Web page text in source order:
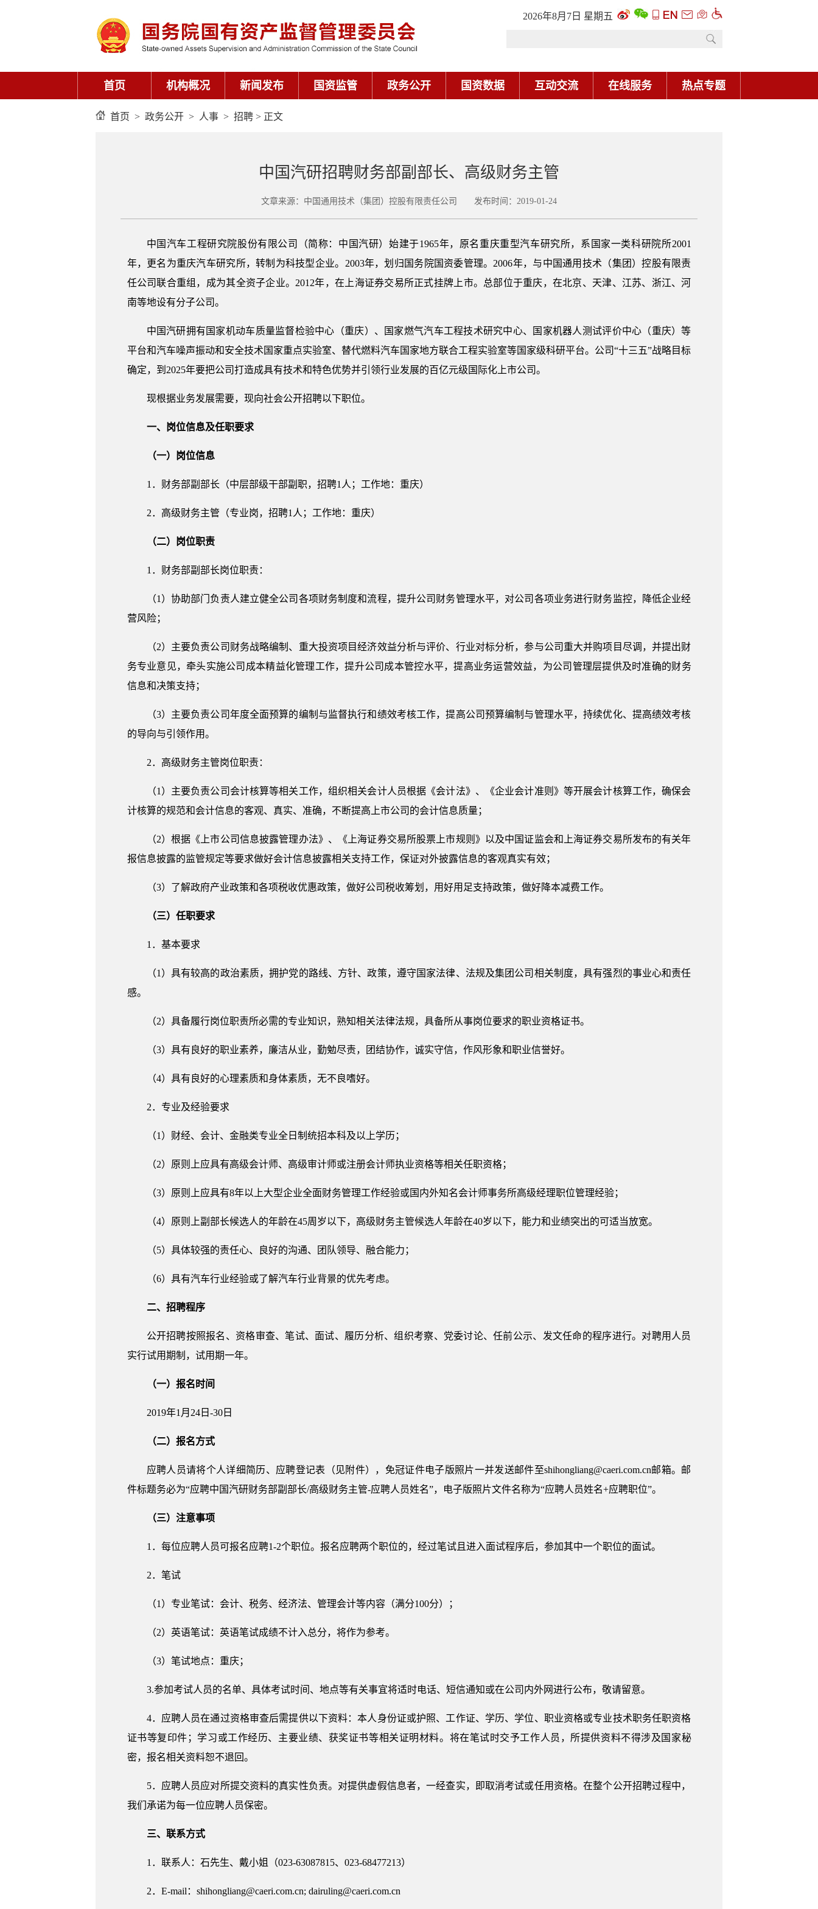
2026年8月7日 星期五
首页 机构概况 新闻发布 国资监管 政务公开 国资数据 互动交流 在线服务 热点专题
首页 > 政务公开 > 人事 > 招聘 > 正文
中国汽研招聘财务部副部长、高级财务主管
文章来源：中国通用技术（集团）控股有限责任公司 发布时间：2019-01-24
中国汽车工程研究院股份有限公司（简称：中国汽研）始建于1965年，原名重庆重型汽车研究所，系国家一类科研院所2001
年，更名为重庆汽车研究所，转制为科技型企业。2003年，划归国务院国资委管理。2006年，与中国通用技术（集团）控股有限责
任公司联合重组，成为其全资子企业。2012年，在上海证券交易所正式挂牌上市。总部位于重庆，在北京、天津、江苏、浙江、河
南等地设有分子公司。
中国汽研拥有国家机动车质量监督检验中心（重庆）、国家燃气汽车工程技术研究中心、国家机器人测试评价中心（重庆）等
平台和汽车噪声振动和安全技术国家重点实验室、替代燃料汽车国家地方联合工程实验室等国家级科研平台。公司“十三五”战略目标
确定，到2025年要把公司打造成具有技术和特色优势并引领行业发展的百亿元级国际化上市公司。
现根据业务发展需要，现向社会公开招聘以下职位。
一、岗位信息及任职要求
（一）岗位信息
1．财务部副部长（中层部级干部副职，招聘1人；工作地：重庆）
2．高级财务主管（专业岗，招聘1人；工作地：重庆）
（二）岗位职责
1．财务部副部长岗位职责：
（1）协助部门负责人建立健全公司各项财务制度和流程，提升公司财务管理水平，对公司各项业务进行财务监控，降低企业经
营风险；
（2）主要负责公司财务战略编制、重大投资项目经济效益分析与评价、行业对标分析，参与公司重大并购项目尽调，并提出财
务专业意见，牵头实施公司成本精益化管理工作，提升公司成本管控水平，提高业务运营效益，为公司管理层提供及时准确的财务
信息和决策支持；
（3）主要负责公司年度全面预算的编制与监督执行和绩效考核工作，提高公司预算编制与管理水平，持续优化、提高绩效考核
的导向与引领作用。
2．高级财务主管岗位职责：
（1）主要负责公司会计核算等相关工作，组织相关会计人员根据《会计法》、《企业会计准则》等开展会计核算工作，确保会
计核算的规范和会计信息的客观、真实、准确，不断提高上市公司的会计信息质量；
（2）根据《上市公司信息披露管理办法》、《上海证券交易所股票上市规则》以及中国证监会和上海证券交易所发布的有关年
报信息披露的监管规定等要求做好会计信息披露相关支持工作，保证对外披露信息的客观真实有效；
（3）了解政府产业政策和各项税收优惠政策，做好公司税收筹划，用好用足支持政策，做好降本减费工作。
（三）任职要求
1．基本要求
（1）具有较高的政治素质，拥护党的路线、方针、政策，遵守国家法律、法规及集团公司相关制度，具有强烈的事业心和责任
感。
（2）具备履行岗位职责所必需的专业知识，熟知相关法律法规，具备所从事岗位要求的职业资格证书。
（3）具有良好的职业素养，廉洁从业，勤勉尽责，团结协作，诚实守信，作风形象和职业信誉好。
（4）具有良好的心理素质和身体素质，无不良嗜好。
2．专业及经验要求
（1）财经、会计、金融类专业全日制统招本科及以上学历；
（2）原则上应具有高级会计师、高级审计师或注册会计师执业资格等相关任职资格；
（3）原则上应具有8年以上大型企业全面财务管理工作经验或国内外知名会计师事务所高级经理职位管理经验；
（4）原则上副部长候选人的年龄在45周岁以下，高级财务主管候选人年龄在40岁以下，能力和业绩突出的可适当放宽。
（5）具体较强的责任心、良好的沟通、团队领导、融合能力；
（6）具有汽车行业经验或了解汽车行业背景的优先考虑。
二、招聘程序
公开招聘按照报名、资格审查、笔试、面试、履历分析、组织考察、党委讨论、任前公示、发文任命的程序进行。对聘用人员
实行试用期制，试用期一年。
（一）报名时间
2019年1月24日-30日
（二）报名方式
应聘人员请将个人详细简历、应聘登记表（见附件），免冠证件电子版照片一并发送邮件至shihongliang@caeri.com.cn邮箱。邮
件标题务必为“应聘中国汽研财务部副部长/高级财务主管-应聘人员姓名”，电子版照片文件名称为“应聘人员姓名+应聘职位”。
（三）注意事项
1．每位应聘人员可报名应聘1-2个职位。报名应聘两个职位的，经过笔试且进入面试程序后，参加其中一个职位的面试。
2．笔试
（1）专业笔试：会计、税务、经济法、管理会计等内容（满分100分）；
（2）英语笔试：英语笔试成绩不计入总分，将作为参考。
（3）笔试地点：重庆；
3.参加考试人员的名单、具体考试时间、地点等有关事宜将适时电话、短信通知或在公司内外网进行公布，敬请留意。
4．应聘人员在通过资格审查后需提供以下资料：本人身份证或护照、工作证、学历、学位、职业资格或专业技术职务任职资格
证书等复印件；学习或工作经历、主要业绩、获奖证书等相关证明材料。将在笔试时交予工作人员，所提供资料不得涉及国家秘
密，报名相关资料恕不退回。
5．应聘人员应对所提交资料的真实性负责。对提供虚假信息者，一经查实，即取消考试或任用资格。在整个公开招聘过程中，
我们承诺为每一位应聘人员保密。
三、联系方式
1．联系人：石先生、戴小姐（023-63087815、023-68477213）
2．E-mail：shihongliang@caeri.com.cn; dairuling@caeri.com.cn